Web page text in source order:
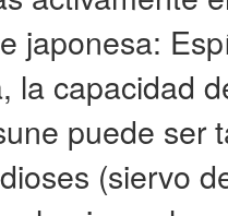
japonesa:
la capacidad
puede ser
(siervo